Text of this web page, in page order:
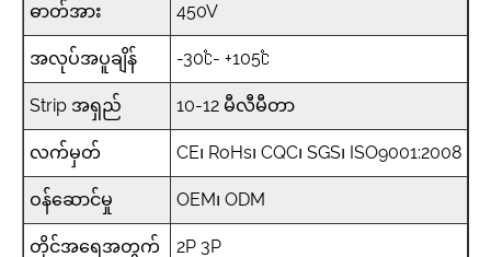
ဓာတ်အား 450V
အလုပ်အပူချိန် -30℃- +105℃
Strip အရှည် 10-12 မီလီမီတာ
လက်မှတ် CE၊ RoHs၊ CQC၊ SGS၊ ISO9001:2008
ဝန်ဆောင်မှု OEM၊ ODM
တိုင်အရေအတွက် 2P 3P